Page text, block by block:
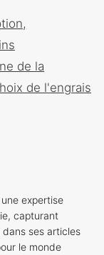
de la
de l'engrais
expertise
capturant
dans ses articles
le monde